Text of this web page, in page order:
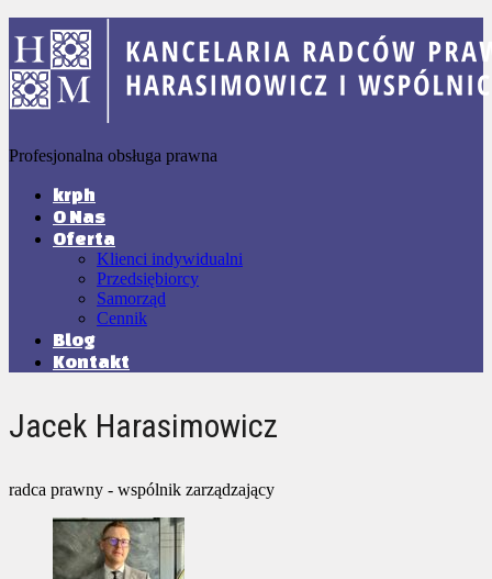
Profesjonalna obsługa prawna
krph
O Nas
Oferta
Klienci indywidualni
Przedsiębiorcy
Samorząd
Cennik
Blog
Kontakt
Jacek Harasimowicz
radca prawny - wspólnik zarządzający